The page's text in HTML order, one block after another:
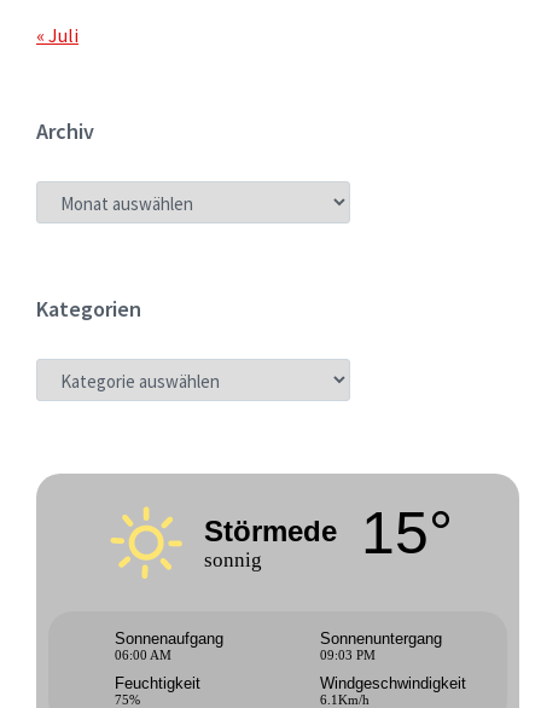
« Juli
Archiv
ARCHIV
Kategorien
KATEGORIEN
Störmede
sonnig 15°
Sonnenaufgang
06:00 AM
Sonnenuntergang
09:03 PM
Feuchtigkeit
75%
Windgeschwindigkeit
6.1Km/h